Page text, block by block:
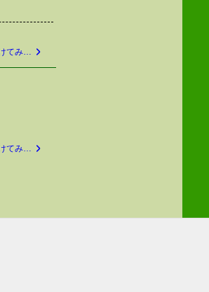
和声法を身に着けてみませんか？
和声法を身に着けてみませんか？